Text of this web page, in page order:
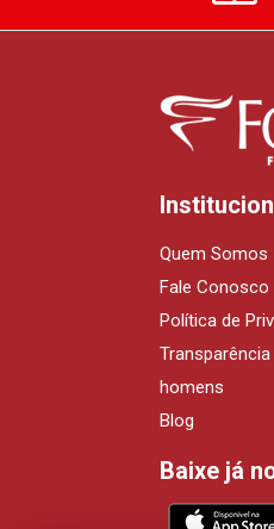
Quem Somos
Fale Conosco
Política de
homens
Blog
Baixe já